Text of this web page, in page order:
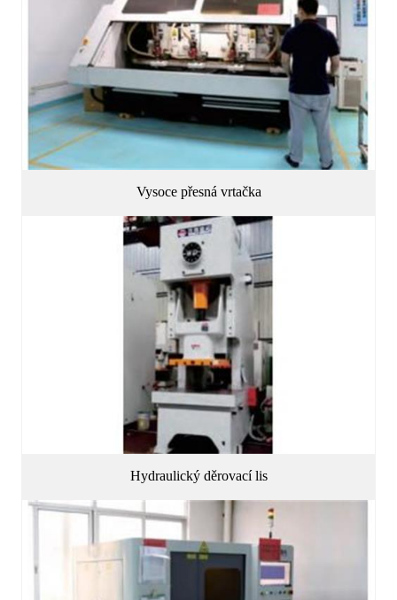
Vysoce přesná vrtačka
Hydraulický děrovací lis